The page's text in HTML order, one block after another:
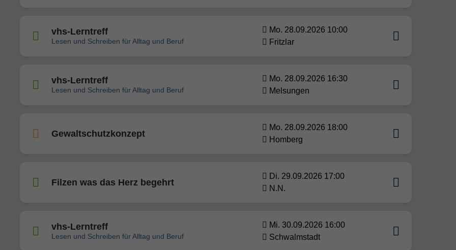
vhs-Lerntreff
Lesen und Schreiben für Alltag und Beruf
Mo. 28.09.2026 10:00
Fritzlar
vhs-Lerntreff
Lesen und Schreiben für Alltag und Beruf
Mo. 28.09.2026 16:30
Melsungen
Gewaltschutzkonzept
Mo. 28.09.2026 18:00
Homberg
Filzen was das Herz begehrt
Di. 29.09.2026 17:00
N.N.
vhs-Lerntreff
Lesen und Schreiben für Alltag und Beruf
Mi. 30.09.2026 16:00
Schwalmstadt